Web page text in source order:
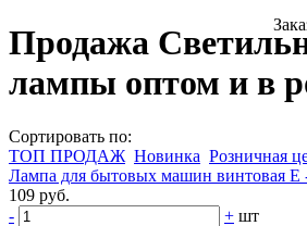
Продажа
лампы оптом и в
Сортировать по:
ТОП ПРОДАЖ Новинка Розничная
Лампа для бытовых машин винтовая Е
109 руб.
-
+ шт